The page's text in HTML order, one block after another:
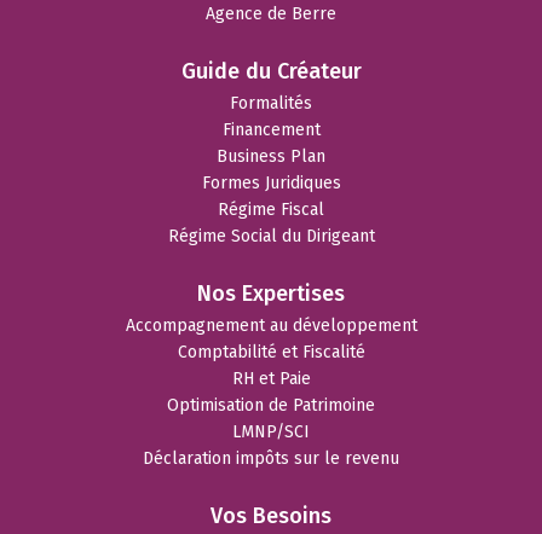
Agence de Berre
Guide du Créateur
Formalités
Financement
Business Plan
Formes Juridiques
Régime Fiscal
Régime Social du Dirigeant
Nos Expertises
Accompagnement au développement
Comptabilité et Fiscalité
RH et Paie
Optimisation de Patrimoine
LMNP/SCI
Déclaration impôts sur le revenu
Vos Besoins